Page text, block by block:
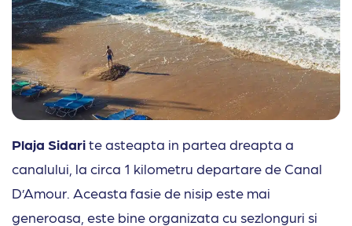
Plaja Sidarite asteapta in partea dreapta a
canalului, la circa 1 kilometru departare de Canal
D’Amour. Aceasta fasie de nisip este mai
generoasa, este bine organizata cu sezlonguri si